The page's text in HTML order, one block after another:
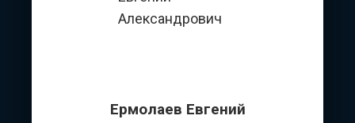
Ермолаев Евгений